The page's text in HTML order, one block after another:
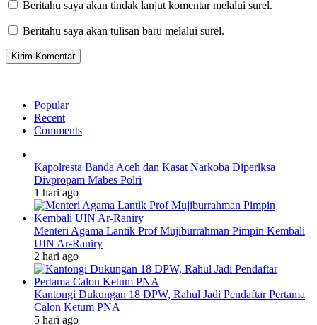
Beritahu saya akan tindak lanjut komentar melalui surel.
Beritahu saya akan tulisan baru melalui surel.
Popular
Recent
Comments
Kapolresta Banda Aceh dan Kasat Narkoba Diperiksa
Divpropam Mabes Polri
1 hari ago
Menteri Agama Lantik Prof Mujiburrahman Pimpin Kembali
UIN Ar-Raniry
2 hari ago
Kantongi Dukungan 18 DPW, Rahul Jadi Pendaftar Pertama
Calon Ketum PNA
5 hari ago